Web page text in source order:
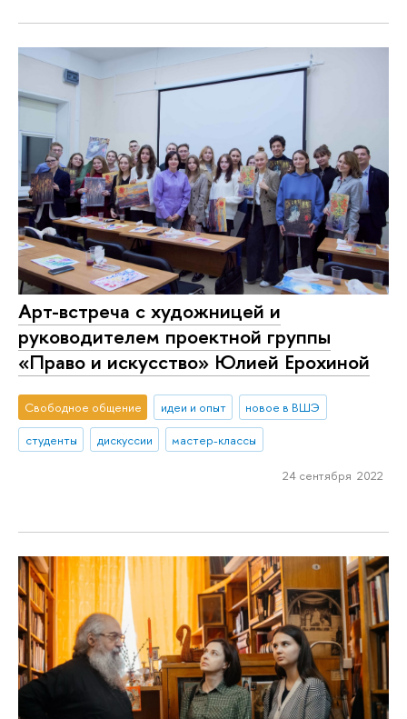
Арт-встреча с художницей и
руководителем проектной группы
«Право и искусство» Юлией Ерохиной
Свободное общение идеи и опыт
новое в ВШЭ
студенты
дискуссии мастер-классы
24 сентября 2022